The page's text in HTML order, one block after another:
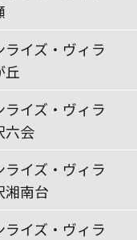
ライズ・ヴィラ
丘
ライズ・ヴィラ
六会
ライズ・ヴィラ
湘南台
ライズ・ヴィラ